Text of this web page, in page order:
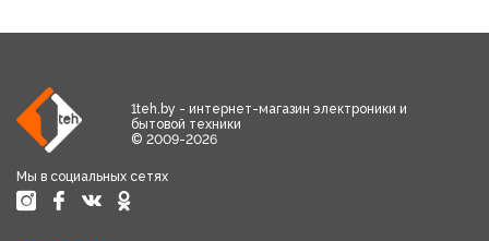
1teh.by - интернет-магазин электроники и
бытовой техники
© 2009-2026
Мы в социальных сетях